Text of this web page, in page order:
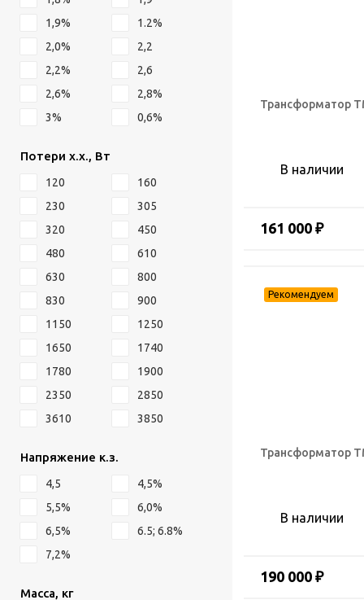
1,9%
1.2%
2,0%
2,2
2,2%
2,6
2,6%
2,8%
3%
0,6%
Потери х.х., Вт
120
160
230
305
320
450
480
610
630
800
830
900
1150
1250
1650
1740
1780
1900
2350
2850
3610
3850
Напряжение к.з.
4,5
4,5%
5,5%
6,0%
6,5%
6.5; 6.8%
7,2%
Масса, кг
Трансформатор
В наличии
161 000 ₽
Трансформатор
В наличии
190 000 ₽